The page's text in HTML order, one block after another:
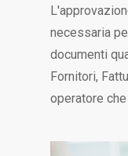
necessaria
documenti
Fornitori,
operatore che